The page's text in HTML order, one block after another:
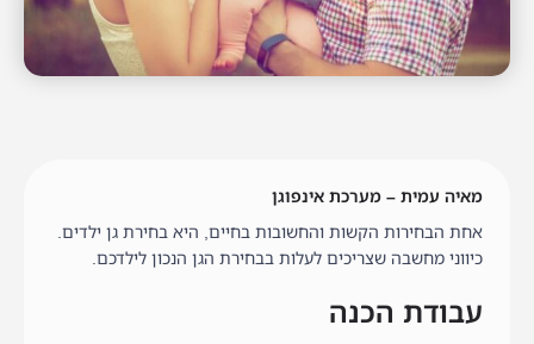
מאיה עמית – מערכת אינפוגן
אחת הבחירות הקשות והחשובות בחיים, היא בחירת גן ילדים.
כיווני מחשבה שצריכים לעלות בבחירת הגן הנכון לילדכם.
עבודת הכנה